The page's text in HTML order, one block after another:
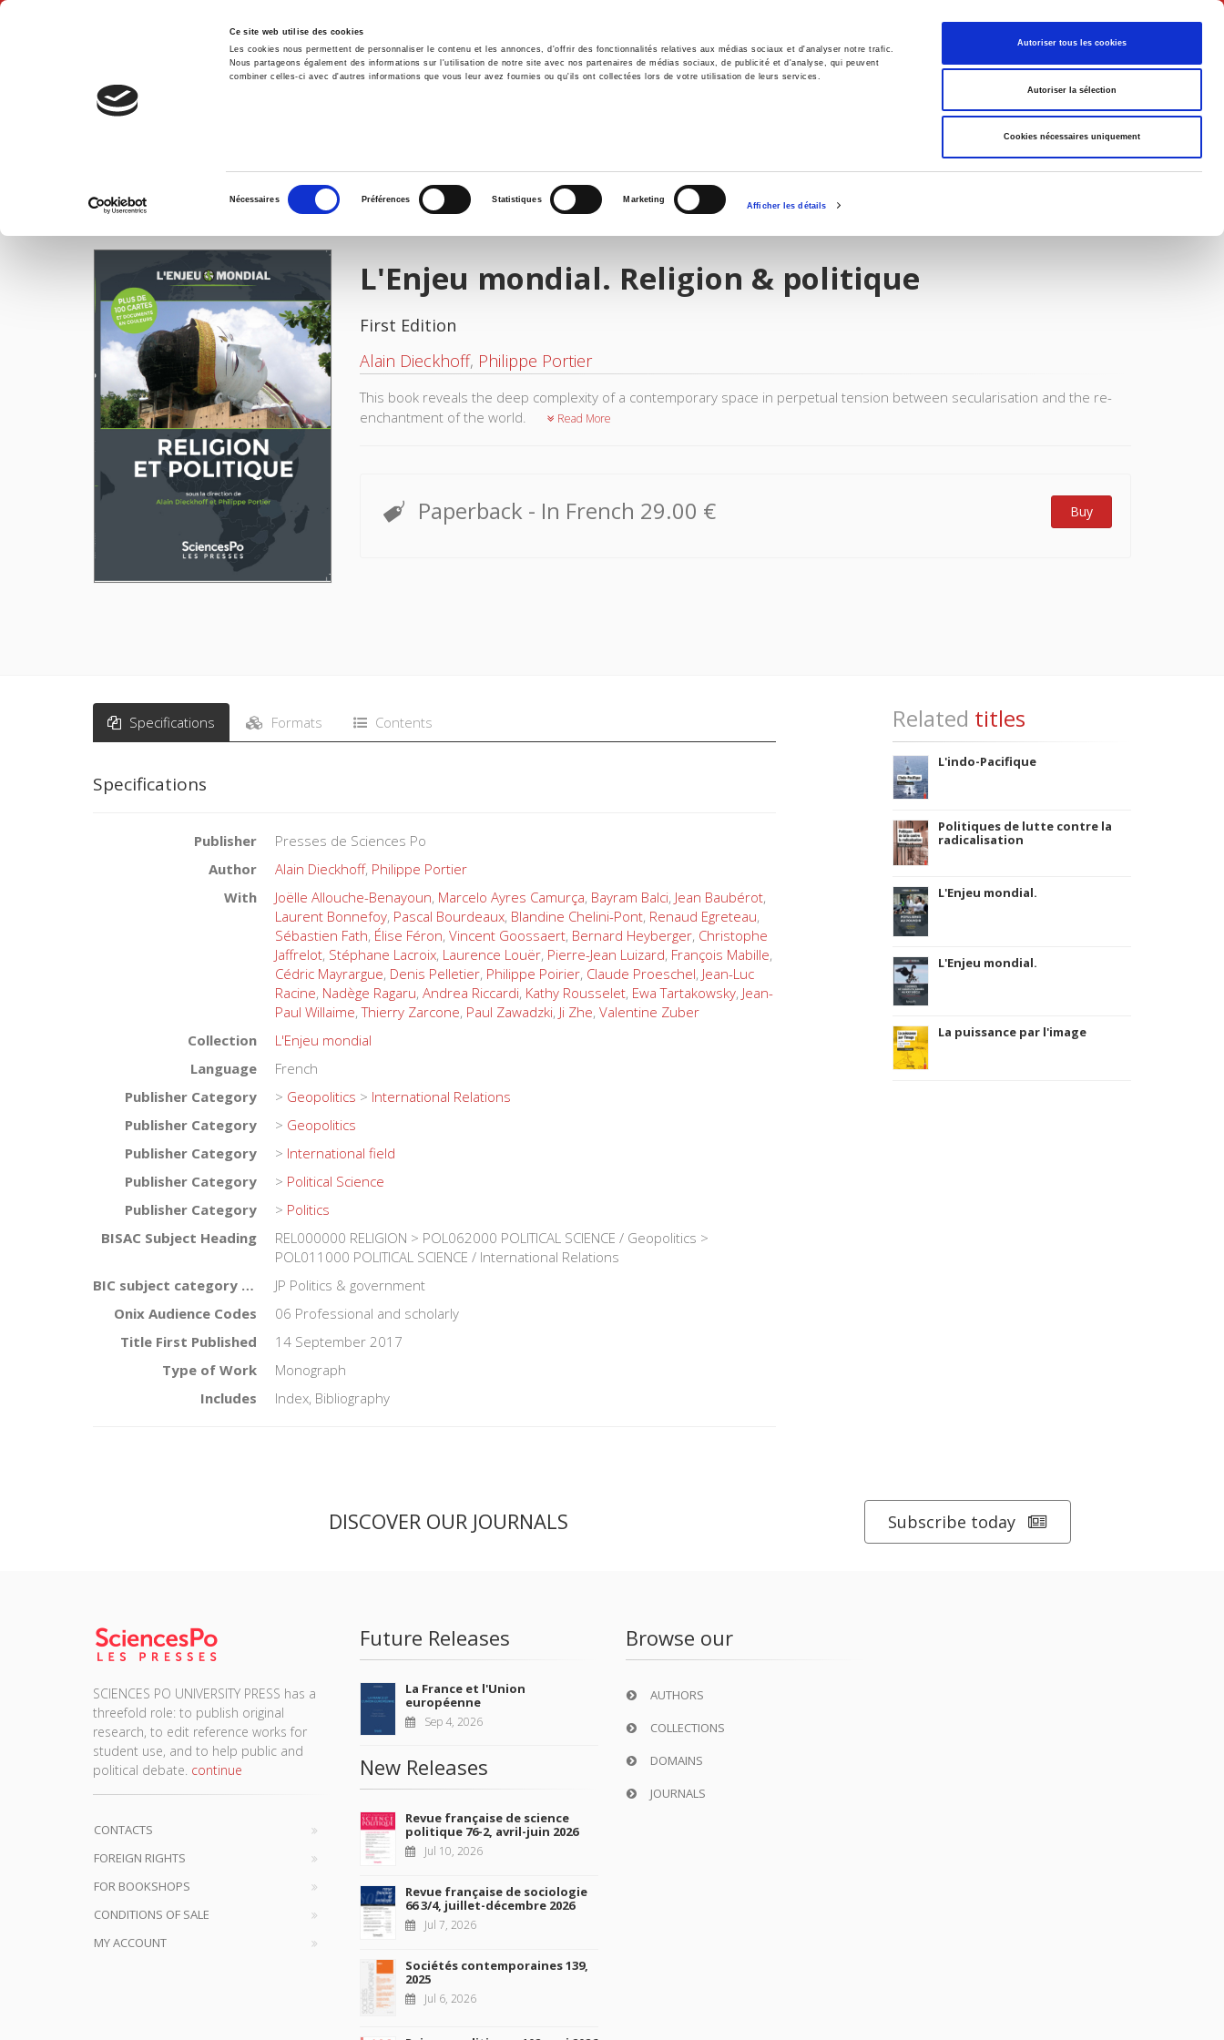
Ce site web utilise des cookies
Les cookies nous permettent de personnaliser le contenu et les annonces, d'offrir des fonctionnalités relatives aux médias sociaux et d'analyser notre trafic.
Nous partageons également des informations sur l'utilisation de notre site avec nos partenaires de médias sociaux, de publicité et d'analyse, qui peuvent
combiner celles-ci avec d'autres informations que vous leur avez fournies ou qu'ils ont collectées lors de votre utilisation de leurs services.
consentement
Nécessaires Préférences Statistiques Marketing
Afficher les détails
Autoriser tous les cookies
Autoriser la sélection
Cookies nécessaires uniquement
English
Home Environment History International Politics
IMAGES
L'Enjeu mondial. Religion & politique
First Edition
Alain Dieckhoff, Philippe Portier
This book reveals the deep complexity of a contemporary space in perpetual tension between secularisation and the re-
enchantment of the world.
Read More
Paperback - In French 29.00 € Buy
Specifications Formats Contents
Specifications
Publisher
Presses de Sciences Po
Author
Alain Dieckhoff, Philippe Portier
With
Joëlle Allouche-Benayoun, Marcelo Ayres Camurça, Bayram Balci, Jean Baubérot,
Laurent Bonnefoy, Pascal Bourdeaux, Blandine Chelini-Pont, Renaud Egreteau,
Sébastien Fath, Élise Féron, Vincent Goossaert, Bernard Heyberger, Christophe
Jaffrelot, Stéphane Lacroix, Laurence Louër, Pierre-Jean Luizard, François Mabille,
Cédric Mayrargue, Denis Pelletier, Philippe Poirier, Claude Proeschel, Jean-Luc
Racine, Nadège Ragaru, Andrea Riccardi, Kathy Rousselet, Ewa Tartakowsky, Jean-
Paul Willaime,Thierry Zarcone, Paul Zawadzki, Ji Zhe, Valentine Zuber
Collection
L'Enjeu mondial
Language
French
Publisher Category
> Geopolitics > International Relations
Publisher Category
> Geopolitics
Publisher Category
> International field
Publisher Category
> Political Science
Publisher Category
> Politics
BISAC Subject Heading
REL000000 RELIGION > POL062000 POLITICAL SCIENCE / Geopolitics >
POL011000 POLITICAL SCIENCE / International Relations
BIC subject category (UK)
JP Politics & government
Onix Audience Codes
06 Professional and scholarly
Title First Published
14 September 2017
Type of Work
Monograph
Includes
Index, Bibliography
Related titles
L'indo-Pacifique
Politiques de lutte contre la
radicalisation
L'Enjeu mondial.
L'Enjeu mondial.
La puissance par l'image
DISCOVER OUR JOURNALS Subscribe today
SCIENCES PO UNIVERSITY PRESS has a
threefold role: to publish original
research, to edit reference works for
student use, and to help public and
political debate. continue
CONTACTS
FOREIGN RIGHTS
FOR BOOKSHOPS
CONDITIONS OF SALE
MY ACCOUNT
Future Releases
La France et l'Union
européenne
Sep 4, 2026
New Releases
Revue française de science
politique 76-2, avril-juin 2026
Jul 10, 2026
Revue française de sociologie
66 3/4, juillet-décembre 2026
Jul 7, 2026
Sociétés contemporaines 139,
2025
Jul 6, 2026
Browse our
AUTHORS
COLLECTIONS
DOMAINS
JOURNALS